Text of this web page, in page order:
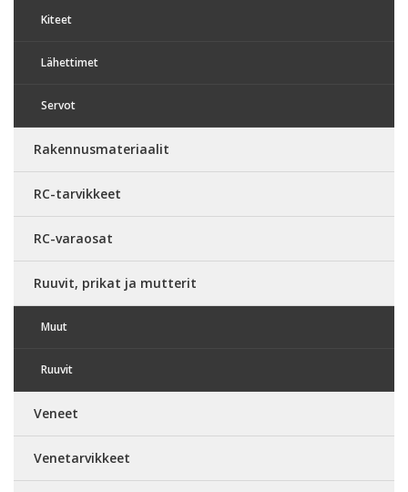
Kiteet
Lähettimet
Servot
Rakennusmateriaalit
RC-tarvikkeet
RC-varaosat
Ruuvit, prikat ja mutterit
Muut
Ruuvit
Veneet
Venetarvikkeet